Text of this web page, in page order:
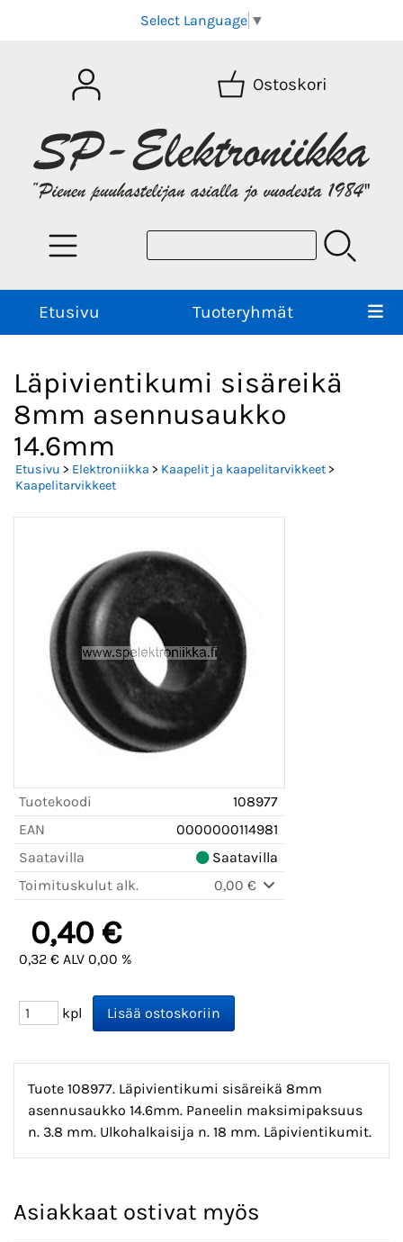
Select Language ▼
Ostoskori
Etusivu Tuoteryhmät
Läpivientikumi sisäreikä
8mm asennusaukko
14.6mm
Etusivu > Elektroniikka > Kaapelit ja kaapelitarvikkeet>
Kaapelitarvikkeet
Tuotekoodi
108977
EAN
0000000114981
Saatavilla
Saatavilla
Toimituskulut alk.
0,00 €
0,40 €
0,32 € ALV 0,00 %
kpl
Tuote 108977. Läpivientikumi sisäreikä 8mm
asennusaukko 14.6mm. Paneelin maksimipaksuus
n. 3.8 mm. Ulkohalkaisija n. 18 mm. Läpivientikumit.
Asiakkaat ostivat myös